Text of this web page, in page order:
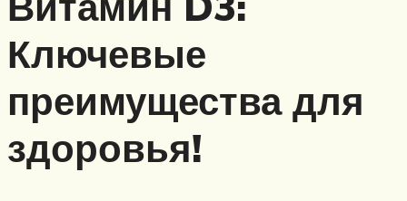
Ключевые
преимущества для
здоровья!